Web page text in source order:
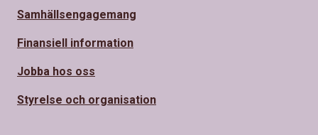
Samhällsengagemang
Finansiell information
Jobba hos oss
Styrelse och organisation